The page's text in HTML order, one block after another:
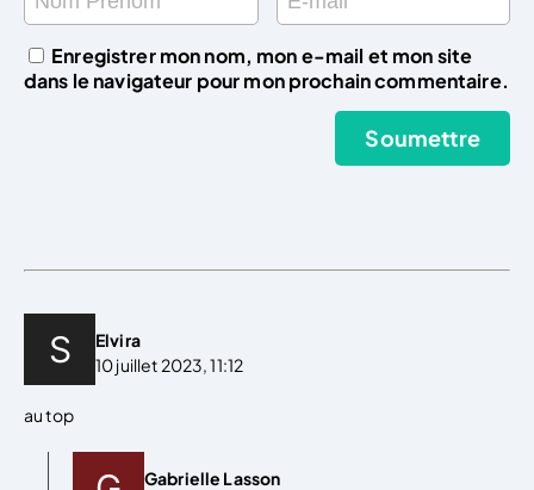
Enregistrer mon nom, mon e-mail et mon site
dans le navigateur pour mon prochain commentaire.
Elvira
10 juillet 2023, 11:12
au top
Gabrielle Lasson